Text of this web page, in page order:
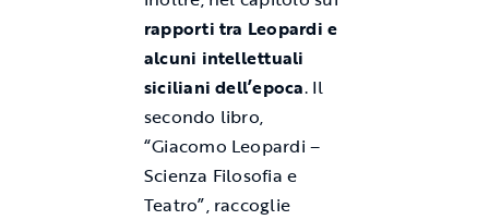
rapporti tra Leopardi e
alcuni intellettuali
siciliani dell’epoca. Il
secondo libro,
“Giacomo Leopardi –
Scienza Filosofia e
Teatro”, raccoglie